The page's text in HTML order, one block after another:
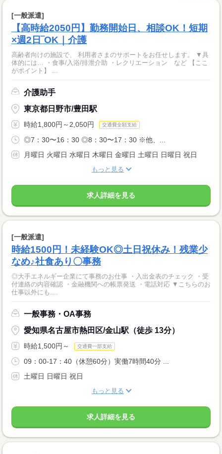
[一般派遣]
【高時給2050円】勤務開始日、相談OK！短期
×週2日‾OK｜介護
高齢者向けの施設で、 利用者さまのサポートをお任せします。 ▼具
体的には… ・食事/入浴/排泄介助 ・レクリエーション など 【ここ
がポイント】 ...
介護助手
東京都日野市/豊田駅
時給1,800円～2,050円 交通費全額支給
◎7：30〜16：30 ◎8：30〜17：30 ※他、...
月曜日 火曜日 水曜日 木曜日 金曜日 土曜日 日曜日 祝日
もっと見る
求人詳細を見る
[一般派遣]
時給1500円！未経験OK◎土日祝休み！残業少
なめ♪社食あり〇事務
◎大手エネルギー企業にて事務のお仕事 ・入出金表のチェック ・受
付連絡の内容確認 ・金融機関への帳票発送 ・電話対応 ▼こちらのお
仕事以外にも....
一般事務・OA事務
愛知県名古屋市熱田区/金山駅（徒歩 13分）
時給1,500円～ 交通費一部支給
09：00-17：40（休憩60分）実働7時間40分 ...
土曜日 日曜日 祝日
もっと見る
求人詳細を見る